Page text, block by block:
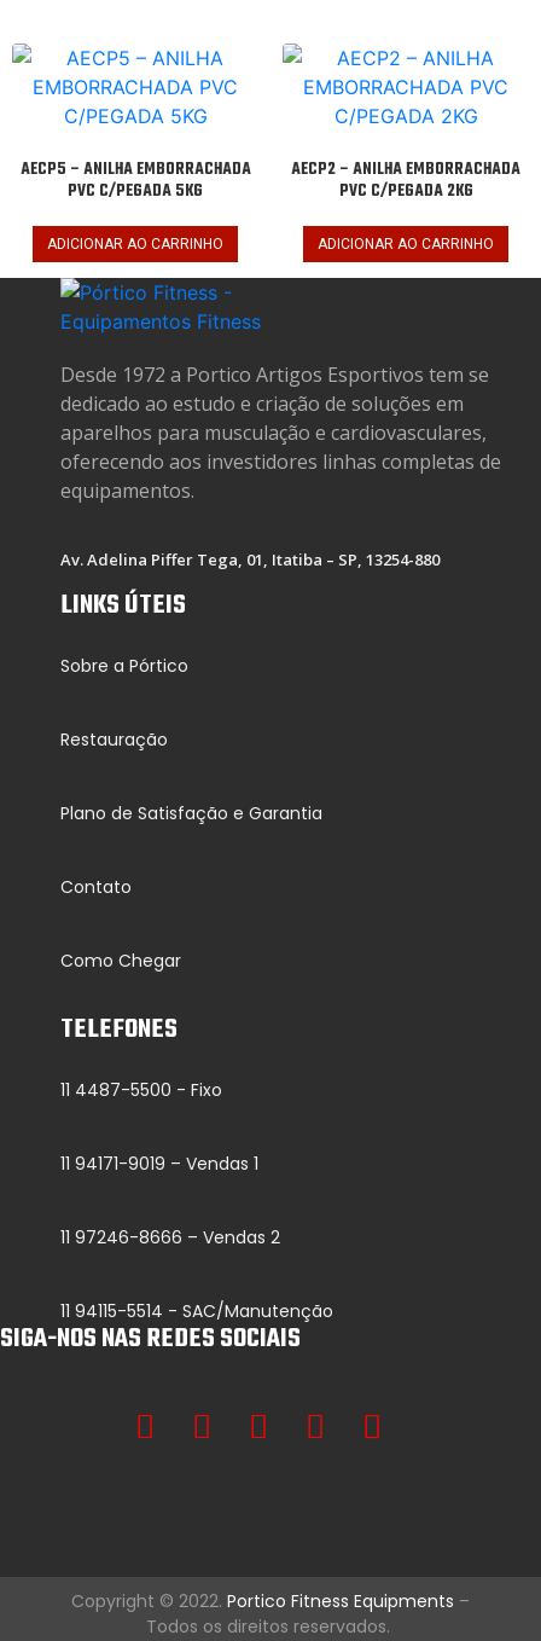
AECP5 – ANILHA EMBORRACHADA
PVC C/PEGADA 5KG
ADICIONAR AO CARRINHO
AECP2 – ANILHA EMBORRACHADA
PVC C/PEGADA 2KG
ADICIONAR AO CARRINHO
Desde 1972 a Portico Artigos Esportivos tem se
dedicado ao estudo e criação de soluções em
aparelhos para musculação e cardiovasculares,
oferecendo aos investidores linhas completas de
equipamentos.
Av. Adelina Piffer Tega, 01, Itatiba – SP, 13254-880
LINKS ÚTEIS
Sobre a Pórtico
Restauração
Plano de Satisfação e Garantia
Contato
Como Chegar
TELEFONES
11 4487-5500 - Fixo
11 94171-9019 – Vendas 1
11 97246-8666 – Vendas 2
11 94115-5514 - SAC/Manutenção
SIGA-NOS NAS REDES SOCIAIS
Copyright © 2022. Portico Fitness Equipments –
Todos os direitos reservados.